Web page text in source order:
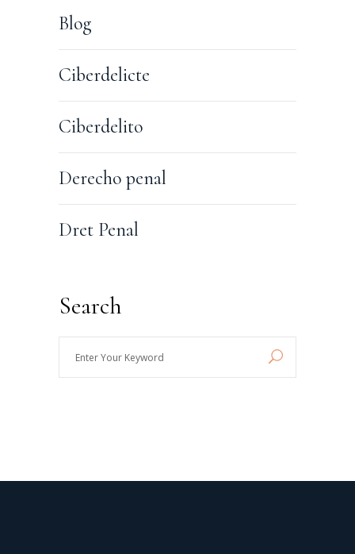
Blog
Ciberdelicte
Ciberdelito
Derecho penal
Dret Penal
Search
Your